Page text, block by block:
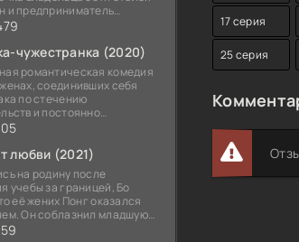
и предприниматель
главных героев
чужестранка (2020)
романтическая комедия
соединивших себя
по стечению
и постоянно
в курьезные ситуации...
любви (2021)
на родину после
учебы за границей, Бо
её жених Понг оказался
Он соблазнил младшую
17 серия
25 серия